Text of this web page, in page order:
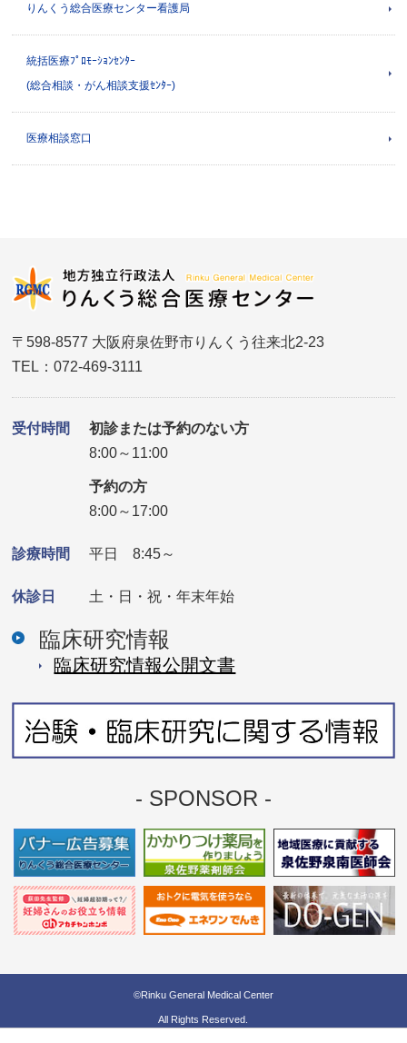
りんくう総合医療センター看護局
統括医療ﾌﾟﾛﾓｰｼｮﾝｾﾝﾀｰ
(総合相談・がん相談支援ｾﾝﾀｰ)
医療相談窓口
〒598-8577 大阪府泉佐野市りんくう往来北2-23
TEL：072-469-3111
受付時間
初診または予約のない方
8:00～11:00
予約の方
8:00～17:00
診療時間 平日 8:45～
休診日 土・日・祝・年末年始
臨床研究情報
臨床研究情報公開⽂書
- SPONSOR -
©Rinku General Medical Center
All Rights Reserved.